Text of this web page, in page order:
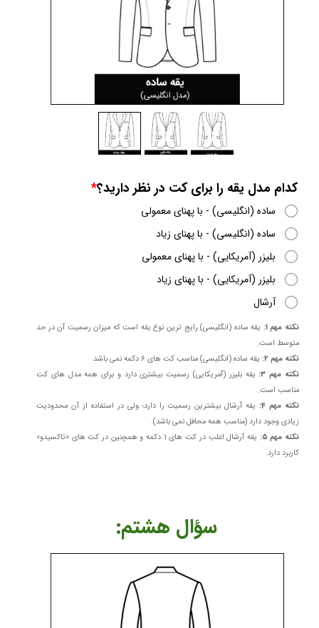
​​​​سؤال هشتم:
نکته مهم 1:
یقه ساده (انگلیسی) رایج ترین نوع یقه است که میزان رسمیت آن در حد
متوسط است.
نکته مهم 2:
یقه ساده (انگلیسی) مناسب کت های 6 دکمه نمی باشد.
نکته مهم 3:
یقه بلیزر (آمریکایی) رسمیت بیشتری دارد و برای همه مدل های کت
مناسب است.
نکته مهم 4:
یقه آرشال بیشترین رسمیت را دارد؛ ولی در استفاده از آن محدودیت
زیادی وجود دارد (مناسب همه محافل نمی باشد).
نکته مهم 5:
یقه آرشال اغلب در کت های 1 دکمه و همچنین در کت های «تاکسیدو»
کاربرد دارد.
کدام مدل یقه را برای کت در نظر دارید؟
ساده (انگلیسی) - با پهنای معمولی
ساده (انگلیسی) - با پهنای زیاد
بلیزر (آمریکایی) - با پهنای معمولی
بلیزر (آمریکایی) - با پهنای زیاد
آرشال